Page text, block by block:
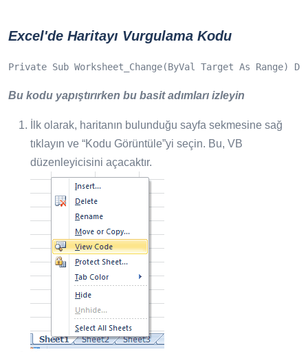
Excel'de Haritayı Vurgulama Kodu
Private Sub Worksheet_Change(ByVal Target As
Bu kodu yapıştırırken bu basit adımları izleyin
İlk olarak, haritanın bulunduğu sayfa sekmesine sağ
tıklayın ve “Kodu Görüntüle”yi seçin. Bu, VB
düzenleyicisini açacaktır.